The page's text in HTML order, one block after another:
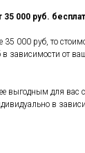
000 руб.
000 руб, то
зависимости от
выгодным для вас
в